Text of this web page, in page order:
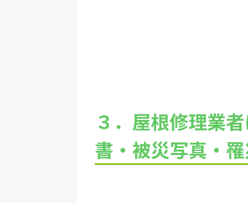
３． 屋根修理業
書・被災写真・罹